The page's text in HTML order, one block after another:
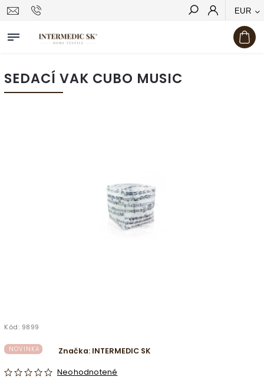
EUR
Hľadať
SEDACÍ VAK CUBO MUSIC
Kód: 9899
NOVINKA
Neohodnotené
Značka: INTERMEDIC SK